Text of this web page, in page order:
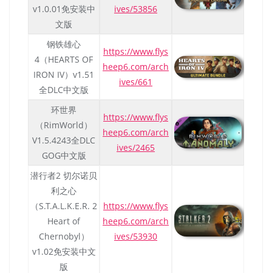
v1.0.01免安装中
文版
ives/53856
钢铁雄心
4（HEARTS OF
IRON IV）v1.51
全DLC中文版
https://www.flys
heep6.com/arch
ives/661
环世界
（RimWorld）
V1.5.4243全DLC
GOG中文版
https://www.flys
heep6.com/arch
ives/2465
潜行者2 切尔诺贝
利之心
（S.T.A.L.K.E.R. 2
Heart of
Chernobyl）
v1.02免安装中文
版
https://www.flys
heep6.com/arch
ives/53930